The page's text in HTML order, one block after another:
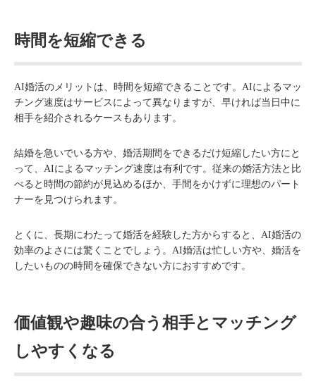
時間を短縮できる
AI婚活のメリットは、時間を短縮できることです。AIによるマッ
チング速度はサービスによって異なりますが、早ければ当日中に
相手を紹介されるケースもあります。
結婚を急いでいる方や、婚活期間をできるだけ短縮したい方にと
って、AIによるマッチング速度は有利です。従来の婚活方法と比
べると時間の節約が見込めるほか、手間をかけずに理想のパート
ナーを見つけられます。
とくに、長期にわたって婚活を経験した方からすると、AI婚活の
効率のよさには驚くことでしょう。AI婚活は忙しい方や、婚活を
したいものの時間を確保できない方におすすめです。
価値観や趣味の合う相手とマッチング
しやすくなる